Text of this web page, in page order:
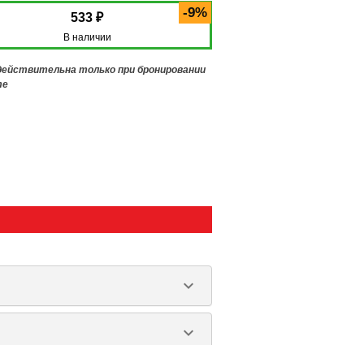
-9%
533 ₽
В наличии
только при бронировании
keyboard_arrow_down
keyboard_arrow_down